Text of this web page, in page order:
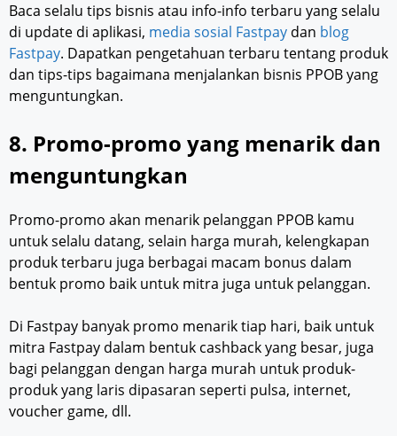
Baca selalu tips bisnis atau info-info terbaru yang selalu
di update di aplikasi, media sosial Fastpay dan blog
Fastpay. Dapatkan pengetahuan terbaru tentang produk
dan tips-tips bagaimana menjalankan bisnis PPOB yang
menguntungkan.
8. Promo-promo yang menarik dan
menguntungkan
Promo-promo akan menarik pelanggan PPOB kamu
untuk selalu datang, selain harga murah, kelengkapan
produk terbaru juga berbagai macam bonus dalam
bentuk promo baik untuk mitra juga untuk pelanggan.
Di Fastpay banyak promo menarik tiap hari, baik untuk
mitra Fastpay dalam bentuk cashback yang besar, juga
bagi pelanggan dengan harga murah untuk produk-
produk yang laris dipasaran seperti pulsa, internet,
voucher game, dll.